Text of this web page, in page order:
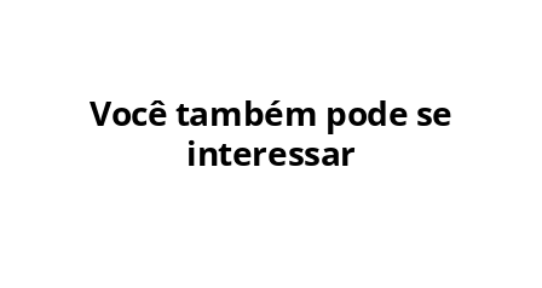
Você também pode se
interessar